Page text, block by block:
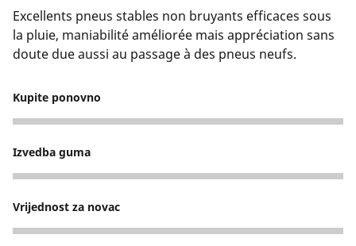
Excellents pneus stables non bruyants efficaces sous
la pluie, maniabilité améliorée mais appréciation sans
doute due aussi au passage à des pneus neufs.
Kupite ponovno
5
Izvedba guma
4
Vrijednost za novac
4